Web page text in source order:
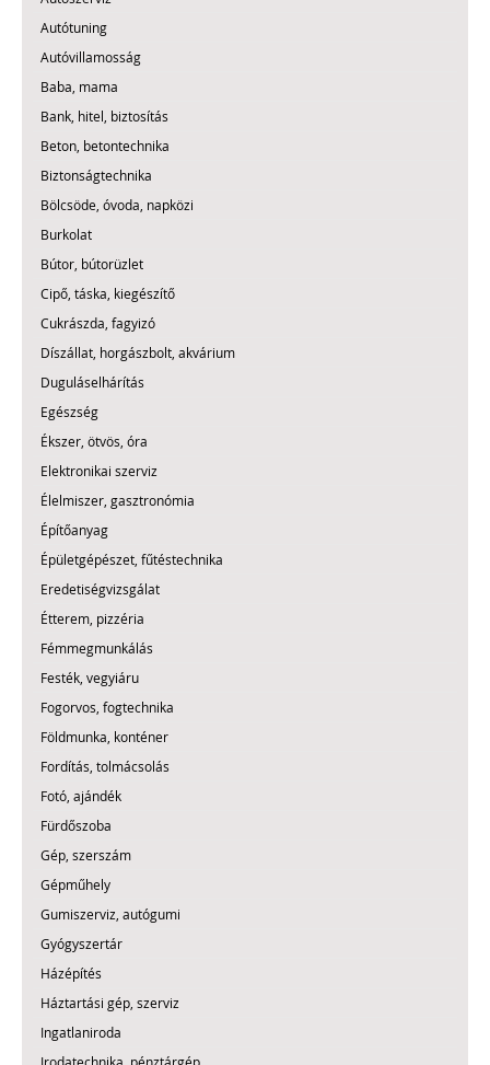
Autótuning
Autóvillamosság
Baba, mama
Bank, hitel, biztosítás
Beton, betontechnika
Biztonságtechnika
Bölcsöde, óvoda, napközi
Burkolat
Bútor, bútorüzlet
Cipő, táska, kiegészítő
Cukrászda, fagyizó
Díszállat, horgászbolt, akvárium
Duguláselhárítás
Egészség
Ékszer, ötvös, óra
Elektronikai szerviz
Élelmiszer, gasztronómia
Építőanyag
Épületgépészet, fűtéstechnika
Eredetiségvizsgálat
Étterem, pizzéria
Fémmegmunkálás
Festék, vegyiáru
Fogorvos, fogtechnika
Földmunka, konténer
Fordítás, tolmácsolás
Fotó, ajándék
Fürdőszoba
Gép, szerszám
Gépműhely
Gumiszerviz, autógumi
Gyógyszertár
Házépítés
Háztartási gép, szerviz
Ingatlaniroda
Irodatechnika, pénztárgép